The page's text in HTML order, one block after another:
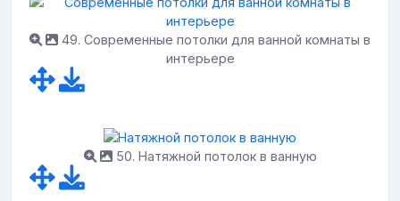
49. Современные потолки для ванной комнаты в
интерьере
50. Натяжной потолок в ванную